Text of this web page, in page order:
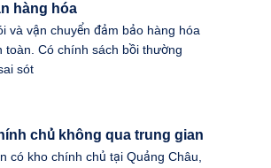
và vận chuyển đảm bảo hàng hóa
toàn. Có chính sách bồi thường
sót
hàng hóa
có kho chính chủ tại Quảng Châu,
chủ không qua trung gian